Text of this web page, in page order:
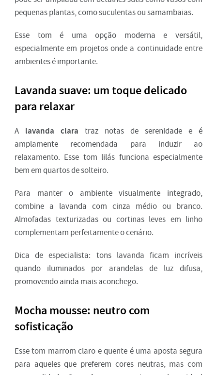
pequenas plantas, como suculentas ou samambaias.
Esse tom é uma opção moderna e versátil,
especialmente em projetos onde a continuidade entre
ambientes é importante.
Lavanda suave: um toque delicado
para relaxar
A lavanda clara traz notas de serenidade e é
amplamente recomendada para induzir ao
relaxamento. Esse tom lilás funciona especialmente
bem em quartos de solteiro.
Para manter o ambiente visualmente integrado,
combine a lavanda com cinza médio ou branco.
Almofadas texturizadas ou cortinas leves em linho
complementam perfeitamente o cenário.
Dica de especialista: tons lavanda ficam incríveis
quando iluminados por arandelas de luz difusa,
promovendo ainda mais aconchego.
Mocha mousse: neutro com
sofisticação
Esse tom marrom claro e quente é uma aposta segura
para aqueles que preferem cores neutras, mas com